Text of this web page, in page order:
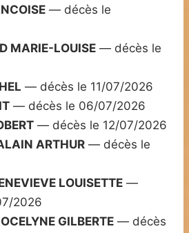
— décès le
MARIE-LOUISE — décès le
— décès le 11/07/2026
— décès le 06/07/2026
— décès le 12/07/2026
ARTHUR — décès le
LOUISETTE —
2026
GILBERTE — décès